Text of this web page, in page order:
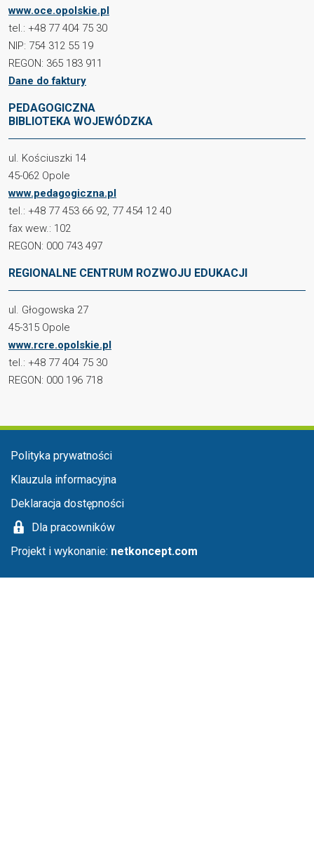
www.oce.opolskie.pl
tel.: +48 77 404 75 30
NIP: 754 312 55 19
REGON: 365 183 911
Dane do faktury
PEDAGOGICZNA
BIBLIOTEKA WOJEWÓDZKA
ul. Kościuszki 14
45-062 Opole
www.pedagogiczna.pl
tel.: +48 77 453 66 92, 77 454 12 40
fax wew.: 102
REGON: 000 743 497
REGIONALNE CENTRUM ROZWOJU EDUKACJI
ul. Głogowska 27
45-315 Opole
www.rcre.opolskie.pl
tel.: +48 77 404 75 30
REGON: 000 196 718
Menu stopka
Polityka prywatności
Klauzula informacyjna
Deklaracja dostępności
Dla pracowników
Projekt i wykonanie: netkoncept.com